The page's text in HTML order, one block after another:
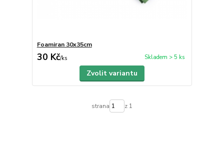
Foamiran 30x35cm
30 Kč/ks Skladem > 5 ks
Zvolit variantu
strana z 1